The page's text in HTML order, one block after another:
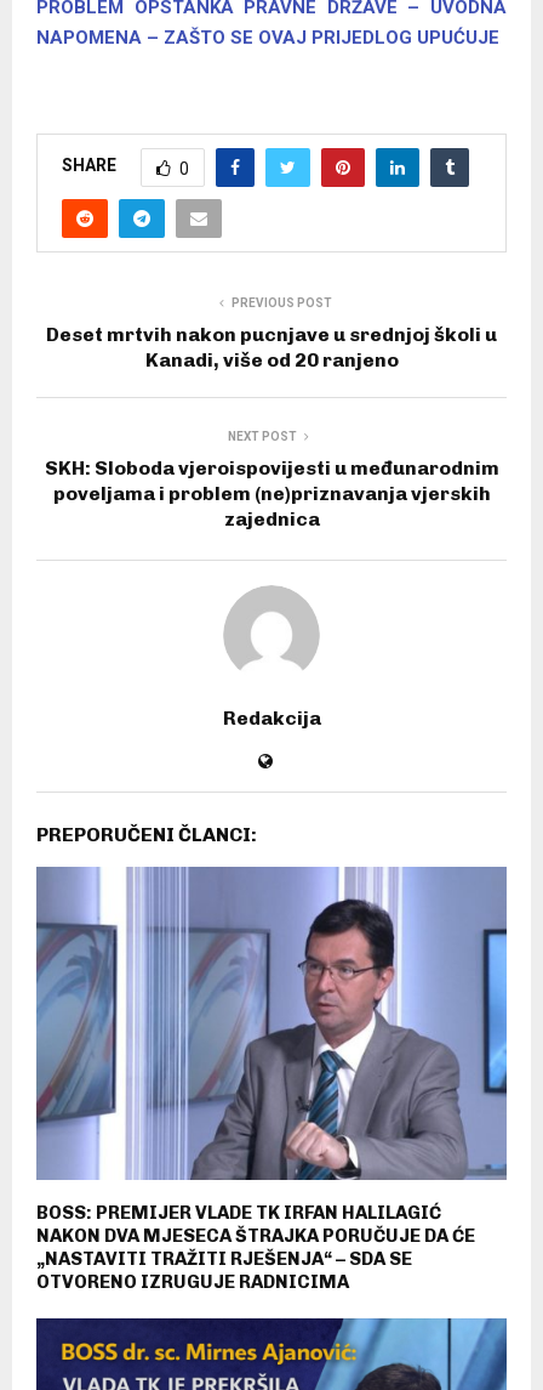
PROBLEM OPSTANKA PRAVNE DRŽAVE – UVODNA
NAPOMENA – ZAŠTO SE OVAJ PRIJEDLOG UPUĆUJE
SHARE 0
PREVIOUS POST
Deset mrtvih nakon pucnjave u srednjoj školi u
Kanadi, više od 20 ranjeno
NEXT POST
SKH: Sloboda vjeroispovijesti u međunarodnim
poveljama i problem (ne)priznavanja vjerskih
zajednica
Redakcija
PREPORUČENI ČLANCI:
BOSS: PREMIJER VLADE TK IRFAN HALILAGIĆ
NAKON DVA MJESECA ŠTRAJKA PORUČUJE DA ĆE
„NASTAVITI TRAŽITI RJEŠENJA“ – SDA SE
OTVORENO IZRUGUJE RADNICIMA